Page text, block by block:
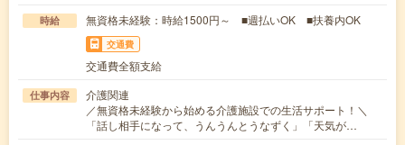
時給 無資格未経験：時給1500円～ ■週払いOK ■扶養内OK
交通費
交通費全額支給
仕事内容
介護関連
／無資格未経験から始める介護施設での生活サポート！＼
「話し相手になって、うんうんとうなずく」「天気が…